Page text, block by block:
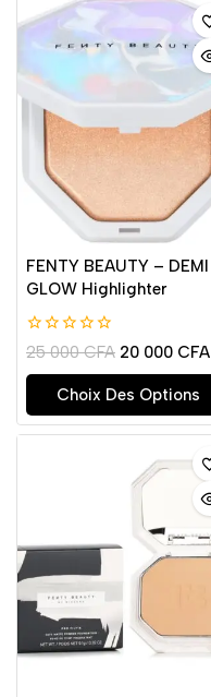
FENTY BEAUTY – DEMI
GLOW Highlighter
0
de
5
25 000CFA 20 000 CFA
Choix Des Options